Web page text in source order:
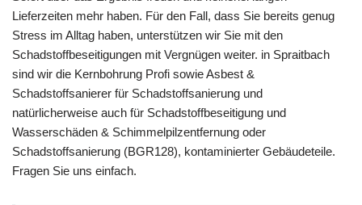
Lieferzeiten mehr haben. Für den Fall, dass Sie bereits genug
Stress im Alltag haben, unterstützen wir Sie mit den
Schadstoffbeseitigungen mit Vergnügen weiter. in Spraitbach
sind wir die Kernbohrung Profi sowie Asbest &
Schadstoffsanierer für Schadstoffsanierung und
natürlicherweise auch für Schadstoffbeseitigung und
Wasserschäden & Schimmelpilzentfernung oder
Schadstoffsanierung (BGR128), kontaminierter Gebäudeteile.
Fragen Sie uns einfach.